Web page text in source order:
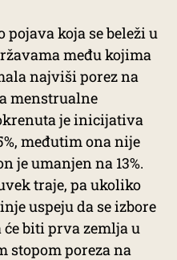
koja se beleži u
među kojima
najviši porez na
menstrualne
je inicijativa
međutim ona nije
je umanjen na 13%.
traje, pa ukoliko
uspeju da se izbore
će biti prva zemlja u
stopom poreza na